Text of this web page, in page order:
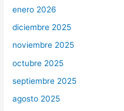
enero 2026
diciembre 2025
noviembre 2025
octubre 2025
septiembre 2025
agosto 2025